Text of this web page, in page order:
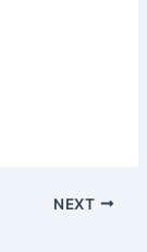
NEXT